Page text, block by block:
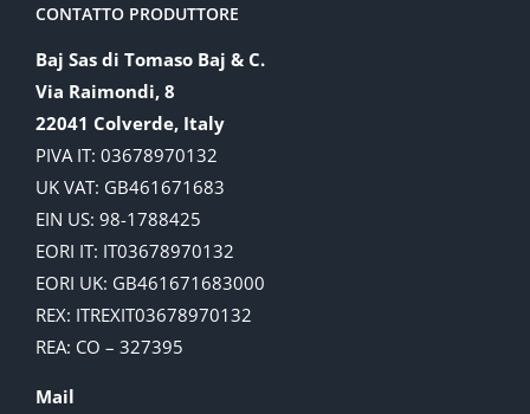
CONTATTO PRODUTTORE
Baj Sas di Tomaso Baj & C.
Via Raimondi, 8
22041 Colverde, Italy
PIVA IT: 03678970132
UK VAT: GB461671683
EIN US: 98-1788425
EORI IT: IT03678970132
EORI UK: GB461671683000
REX: ITREXIT03678970132
REA: CO – 327395
Mail